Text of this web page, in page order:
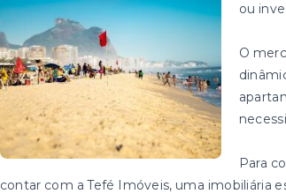
ou
O
Para
contar com a Tefé Imóveis, uma imobiliária